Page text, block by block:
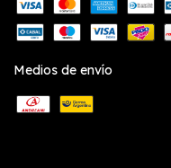
Medios de envío